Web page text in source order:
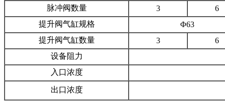
脉冲阀数量 3
6
提升阀气缸规格
Φ63
提升阀气缸数量
3
6
设备阻力
入口浓度
出口浓度